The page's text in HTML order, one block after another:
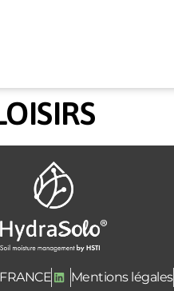
Mentions légales